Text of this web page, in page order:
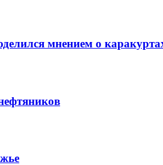
мнением о